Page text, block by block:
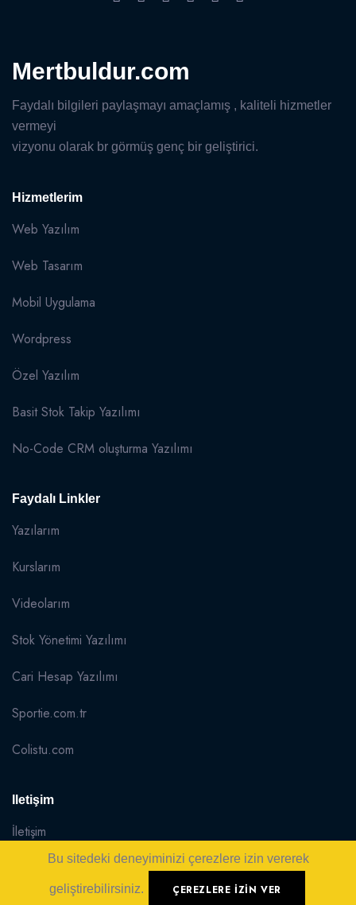
Mertbuldur.com
Faydalı bilgileri paylaşmayı amaçlamış , kaliteli hizmetler
vermeyi
vizyonu olarak br görmüş genç bir geliştirici.
Hizmetlerim
Web Yazılım
Web Tasarım
Mobil Uygulama
Wordpress
Özel Yazılım
Basit Stok Takip Yazılımı
No-Code CRM oluşturma Yazılımı
Faydalı Linkler
Yazılarım
Kurslarım
Videolarım
Stok Yönetimi Yazılımı
Cari Hesap Yazılımı
Sportie.com.tr
Colistu.com
Iletişim
İletişim
SitemapBu sitedeki deneyiminizi çerezlere izin vererek
geliştirebilirsiniz. ÇEREZLERE IZIN VER